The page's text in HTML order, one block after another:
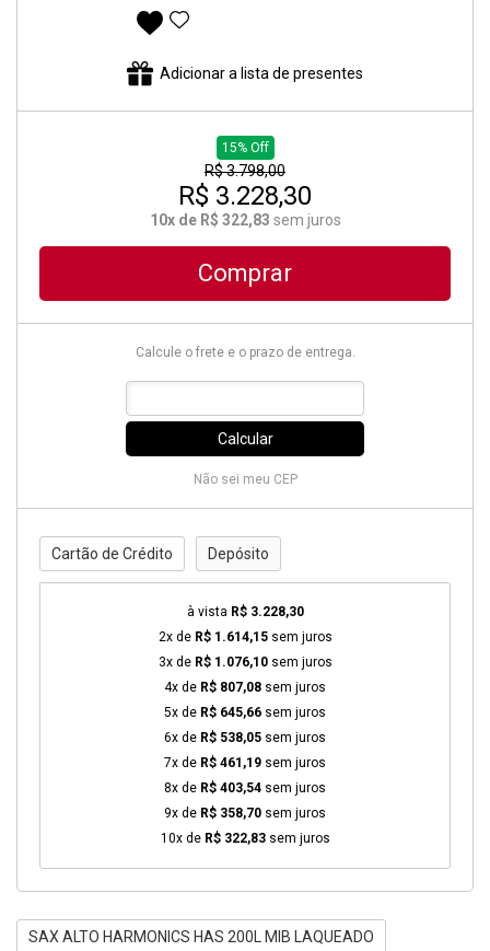
Adicionar a lista de presentes
15% Off
R$ 3.798,00
R$ 3.228,30
10x de R$ 322,83 sem juros
Comprar
Calcule o frete e o prazo de entrega.
Calcular
Não sei meu CEP
Cartão de Crédito Depósito
à vista R$ 3.228,30
2x de R$ 1.614,15sem juros
3x de R$ 1.076,10sem juros
4x de R$ 807,08 sem juros
5x de R$ 645,66 sem juros
6x de R$ 538,05 sem juros
7x de R$ 461,19 sem juros
8x de R$ 403,54 sem juros
9x de R$ 358,70 sem juros
10x de R$ 322,83sem juros
SAX ALTO HARMONICS HAS 200L MIB LAQUEADO